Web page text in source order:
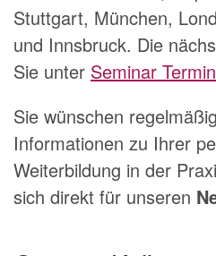
Stuttgart, München,
und Innsbruck. Die
Sie unter Seminar
Sie wünschen
Informationen zu Ihrer
Weiterbildung in der
sich direkt für unseren